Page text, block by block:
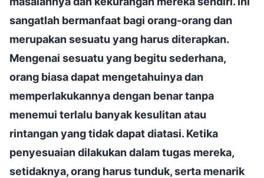
sangatlah bermanfaat bagi orang-orang dan
merupakan sesuatu yang harus diterapkan.
Mengenai sesuatu yang begitu sederhana,
orang biasa dapat mengetahuinya dan
memperlakukannya dengan benar tanpa
menemui terlalu banyak kesulitan atau
rintangan yang tidak dapat diatasi. Ketika
penyesuaian dilakukan dalam tugas mereka,
setidaknya, orang harus tunduk, serta menarik